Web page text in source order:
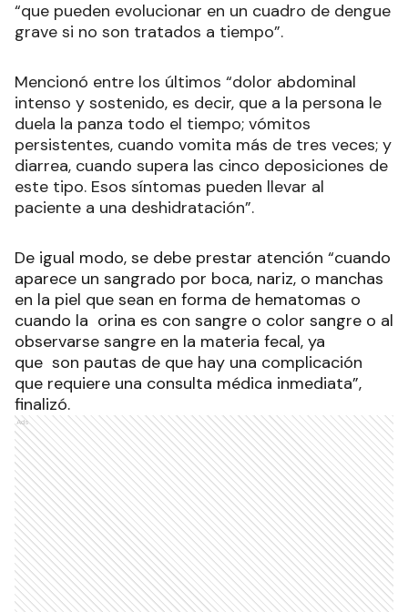
“que pueden evolucionar en un cuadro de dengue
grave si no son tratados a tiempo”.
Mencionó entre los últimos “dolor abdominal
intenso y sostenido, es decir, que a la persona le
duela la panza todo el tiempo; vómitos
persistentes, cuando vomita más de tres veces; y
diarrea, cuando supera las cinco deposiciones de
este tipo. Esos síntomas pueden llevar al
paciente a una deshidratación”.
De igual modo, se debe prestar atención “cuando
aparece un sangrado por boca, nariz, o manchas
en la piel que sean en forma de hematomas o
cuando la orina es con sangre o color sangre o al
observarse sangre en la materia fecal, ya
que son pautas de que hay una complicación
que requiere una consulta médica inmediata”,
finalizó.
Ads